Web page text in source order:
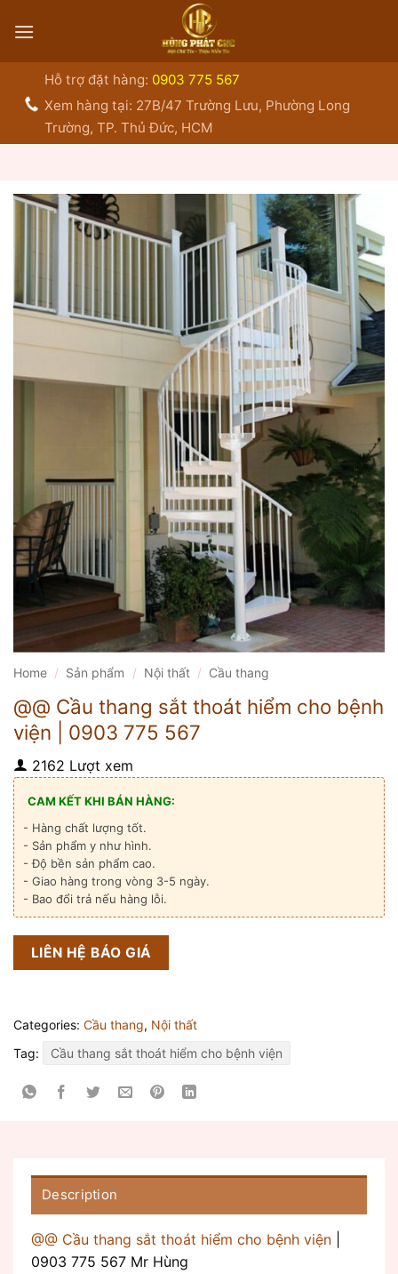
qua
Hỗ trợ đặt hàng: 0903 775 567
Xem hàng tại: 27B/47 Trường Lưu, Phường Long
Trường, TP. Thủ Đức, HCM
Home / Sản phẩm / Nội thất / Cầu thang
@@ Cầu thang sắt thoát hiểm cho bệnh
viện | 0903 775 567
2162 Lượt xem
CAM KẾT KHI BÁN HÀNG:
- Hàng chất lượng tốt.
- Sản phẩm y như hình.
- Độ bền sản phẩm cao.
- Giao hàng trong vòng 3-5 ngày.
- Bao đổi trả nếu hàng lỗi.
LIÊN HỆ BÁO GIÁ
Categories: Cầu thang, Nội thất
Tag:
Cầu thang sắt thoát hiểm cho bệnh viện
Description
@@ Cầu thang sắt thoát hiểm cho bệnh viện
0903 775 567 Mr Hùng